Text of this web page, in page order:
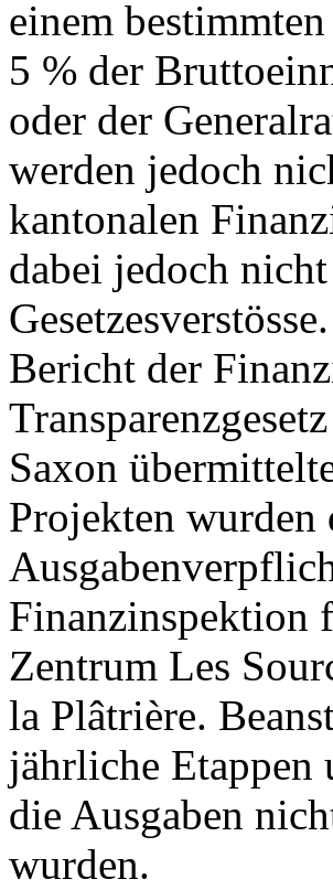
einem
5 % der
oder der
werden jedoch
kantonalen
dabei jedoch
Bericht der
Saxon
Projekten
Finanzinspektion
Zentrum Les
la Plâtrière.
jährliche Etappen
die Ausgaben
wurden.